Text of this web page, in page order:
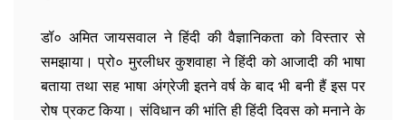
डॉ० अमित जायसवाल ने हिंदी की वैज्ञानिकता को विस्तार से
समझाया। प्रो० मुरलीधर कुशवाहा ने हिंदी को आजादी की भाषा
बताया तथा सह भाषा अंग्रेजी इतने वर्ष के बाद भी बनी हैं इस पर
रोष प्रकट किया। संविधान की भांति ही हिंदी दिवस को मनाने के